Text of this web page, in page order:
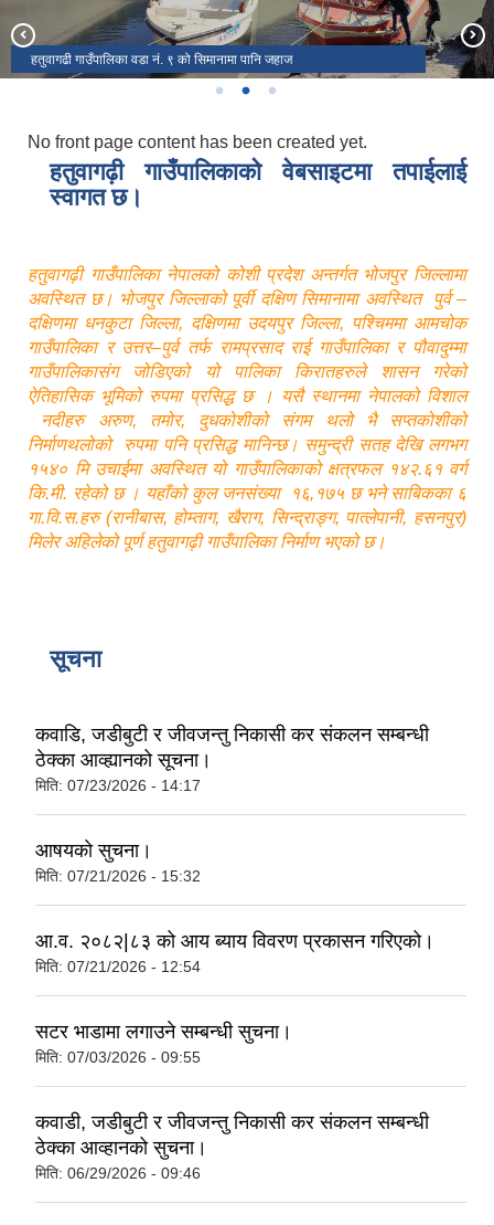
हतुवागढी गाउँपालिका, घोडेटार, भोजपूर
हतुवागढी गाउँपालिका वडा नं. ९ को सिमानामा पानि जहाज
इन्द्रणी झर्ना
No front page content has been created yet.
हतुवागढ़ी गाउँपालिकाको वेबसाइटमा तपाईलाई
स्वागत छ।
हतुवागढ़ी गाउँपालिका नेपालको कोशी प्रदेश अन्तर्गत भोजपुर जिल्लामा
अवस्थित छ। भोजपुर जिल्लाको पूर्वी दक्षिण सिमानामा अवस्थित पुर्व –
दक्षिणमा धनकुटा जिल्ला, दक्षिणमा उदयपुर जिल्ला, पश्चिममा आमचोक
गाउँपालिका र उत्तर–पुर्व तर्फ रामप्रसाद राई गाउँपालिका र पौवादुम्मा
गाउँपालिकासंग जोडिएको यो पालिका किरातहरुले शासन गरेको
ऐतिहासिक भूमिको रुपमा प्रसिद्ध छ । यसै स्थानमा नेपालको विशाल
नदीहरु अरुण, तमोर, दुधकोशीको संगम थलो भै सप्तकोशीको
निर्माणथलोको रुपमा पनि प्रसिद्ध मानिन्छ। समुन्द्री सतह देखि लगभग
१५४० मि उचाईमा अवस्थित यो गाउँपालिकाको क्षत्रफल १४२.६१ वर्ग
कि.मी. रहेको छ । यहाँको कुल जनसंख्या १६,१७५ छ भने साबिकका ६
गा.वि.स.हरु (रानीबास, होम्ताग, खैराग, सिन्द्राङ्ग, पात्लेपानी, हसनपुर)
मिलेर अहिलेको पूर्ण हतुवागढ़ी गाउँपालिका निर्माण भएको छ।
सूचना
कवाडि, जडीबुटी र जीवजन्तु निकासी कर संकलन सम्बन्धी
ठेक्का आव्ह्यानको सूचना।
मिति: 07/23/2026 - 14:17
आषयको सुचना।
मिति: 07/21/2026 - 15:32
आ.व. २०८२|८३ को आय ब्याय विवरण प्रकासन गरिएको।
मिति: 07/21/2026 - 12:54
सटर भाडामा लगाउने सम्बन्धी सुचना।
मिति: 07/03/2026 - 09:55
कवाडी, जडीबुटी र जीवजन्तु निकासी कर संकलन सम्बन्धी
ठेक्का आव्हानको सुचना।
मिति: 06/29/2026 - 09:46